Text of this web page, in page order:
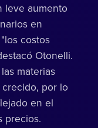
leve aumento
en
costos
Otonelli.
materias
por lo
en el
precios.